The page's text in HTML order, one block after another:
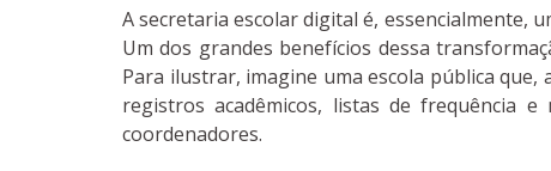
A secretaria escolar digital é, essencialmente,
Um dos grandes benefícios dessa
Para ilustrar, imagine uma escola pública
registros acadêmicos, listas de frequência
coordenadores.